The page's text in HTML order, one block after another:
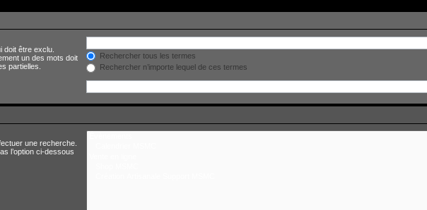
doit être exclu.
un des mots doit
partielles.
Rechercher tous les termes
Rechercher n’importe lequel de ces termes
une recherche.
l’option ci-dessous